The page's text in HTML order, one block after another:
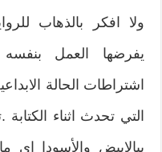
‬ولا افكر بالذهاب
‬يفرضها العمل
اشتراطات الحالة
التي تحدث اثناء
ببالابيض والأسودا اي